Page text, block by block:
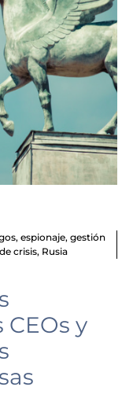
, espionaje, gestión
crisis, Rusia
y